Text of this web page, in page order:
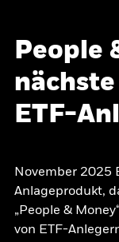
People
ETF-
November 2025
Anlageprodukt,
„People &
von ETF-